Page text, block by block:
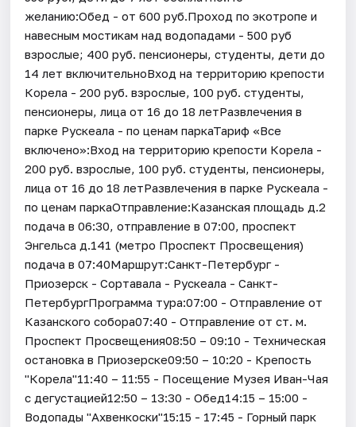
желанию:Обед - от 600 руб.Проход по экотропе и
навесным мостикам над водопадами - 500 руб
взрослые; 400 руб. пенсионеры, студенты, дети до
14 лет включительноВход на территорию крепости
Корела - 200 руб. взрослые, 100 руб. студенты,
пенсионеры, лица от 16 до 18 летРазвлечения в
парке Рускеала - по ценам паркаТариф «Все
включено»:Вход на территорию крепости Корела -
200 руб. взрослые, 100 руб. студенты, пенсионеры,
лица от 16 до 18 летРазвлечения в парке Рускеала -
по ценам паркаОтправление:Казанская площадь д.2
подача в 06:30, отправление в 07:00, проспект
Энгельса д.141 (метро Проспект Просвещения)
подача в 07:40Маршрут:Санкт-Петербург -
Приозерск - Сортавала - Рускеала - Санкт-
ПетербургПрограмма тура:07:00 - Отправление от
Казанского собора07:40 - Отправление от ст. м.
Проспект Просвещения08:50 – 09:10 - Техническая
остановка в Приозерске09:50 – 10:20 - Крепость
"Корела"11:40 – 11:55 - Посещение Музея Иван-Чая
с дегустацией12:50 – 13:30 - Обед14:15 – 15:00 -
Водопады "Ахвенкоски"15:15 - 17:45 - Горный парк